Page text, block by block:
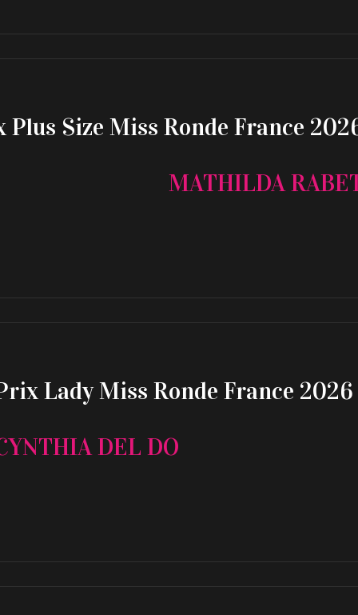
Plus Size Miss Ronde France
MATHILDA
Lady Miss Ronde France 2026
DEL DO